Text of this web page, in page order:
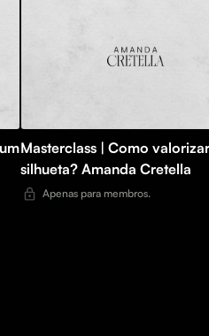
Masterclass | Como
silhueta? Amanda Cretella
Apenas para membros.